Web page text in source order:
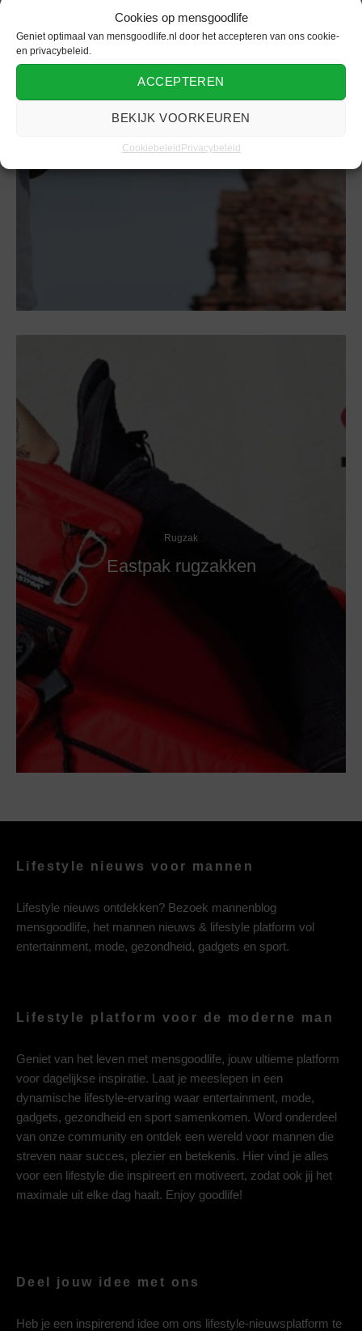
Cookies op mensgoodlife
Geniet optimaal van mensgoodlife.nl door het accepteren van ons cookie-
en privacybeleid.
ACCEPTEREN
BEKIJK VOORKEUREN
CookiebeleidPrivacybeleid
Rugzak
Daarom een rugzak
Rugzak
Eastpak rugzakken
Lifestyle nieuws voor mannen
Lifestyle nieuws ontdekken? Bezoek mannenblog
mensgoodlife, het mannen nieuws & lifestyle platform vol
entertainment, mode, gezondheid, gadgets en sport.
Lifestyle platform voor de moderne man
Geniet van het leven met mensgoodlife, jouw ultieme platform
voor dagelijkse inspiratie. Laat je meeslepen in een
dynamische lifestyle-ervaring waar entertainment, mode,
gadgets, gezondheid en sport samenkomen. Word onderdeel
van onze community en ontdek een wereld voor mannen die
streven naar succes, plezier en betekenis. Hier vind je alles
voor een lifestyle die inspireert en motiveert, zodat ook jij het
maximale uit elke dag haalt. Enjoy goodlife!
Deel jouw idee met ons
Heb je een inspirerend idee om ons lifestyle-nieuwsplatform te